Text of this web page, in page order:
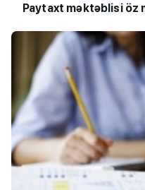
Paytaxt məktəblisi öz